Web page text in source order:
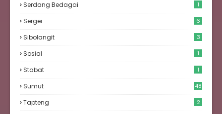
Serdang Bedagai 1
Sergei 6
Sibolangit 3
Sosial 1
Stabat 1
Sumut 48
Tapteng 2